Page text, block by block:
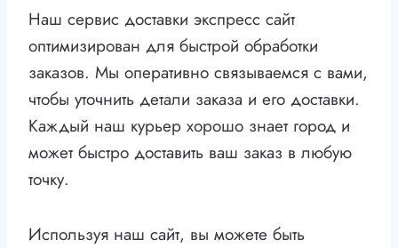
Наш сервис доставки экспресс сайт
оптимизирован для быстрой обработки
заказов. Мы оперативно связываемся с вами,
чтобы уточнить детали заказа и его доставки.
Каждый наш курьер хорошо знает город и
может быстро доставить ваш заказ в любую
точку.
Используя наш сайт, вы можете быть